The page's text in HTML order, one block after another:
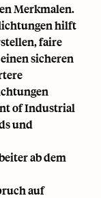
Merkmalen.
hilft
faire
sicheren
of Industrial
und
ab dem
auf